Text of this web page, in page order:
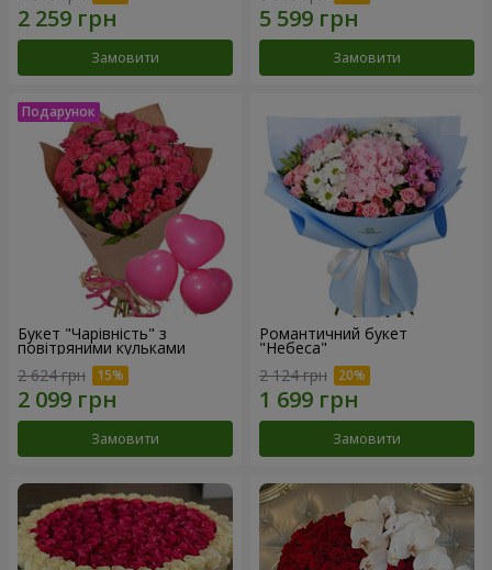
Замовити Замовити
Букет "Чарівність" з
повітряними кульками
2 624 грн
Замовити
Романтичний букет
"Небеса"
2 124 грн
Замовити